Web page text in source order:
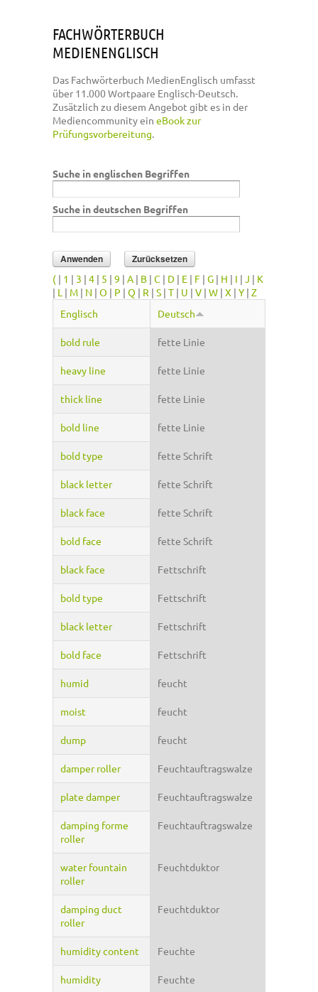
FACHWÖRTERBUCH
MEDIENENGLISCH
Das Fachwörterbuch MedienEnglisch umfasst
über 11.000 Wortpaare Englisch-Deutsch.
Zusätzlich zu diesem Angebot gibt es in der
Mediencommunity ein eBook zur
Prüfungsvorbereitung.
Suche in englischen Begriffen
Suche in deutschen Begriffen
( | 1 | 3 | 4 | 5 | 9 | A | B | C | D | E | F | G | H | I | J | K
| L | M | N | O | P | Q | R | S | T | U | V | W | X | Y | Z
Englisch
Deutsch
bold rule fette Linie
heavy line fette Linie
thick line fette Linie
bold line fette Linie
bold type fette Schrift
black letter fette Schrift
black face fette Schrift
bold face fette Schrift
black face Fettschrift
bold type Fettschrift
black letter Fettschrift
bold face Fettschrift
humid feucht
moist feucht
dump feucht
damper roller Feuchtauftragswalze
plate damper Feuchtauftragswalze
damping forme
roller
Feuchtauftragswalze
water fountain
roller
Feuchtduktor
damping duct
roller
Feuchtduktor
humidity content Feuchte
humidity Feuchte